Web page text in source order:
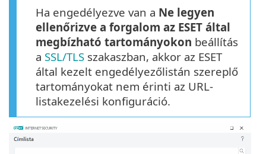
Ha engedélyezve van a Ne legyen
ellenőrizve a forgalom az ESET által
megbízható tartományokon beállítás
a SSL/TLS szakaszban, akkor az ESET
által kezelt engedélyezőlistán szereplő
tartományokat nem érinti az URL-
listakezelési konfiguráció.